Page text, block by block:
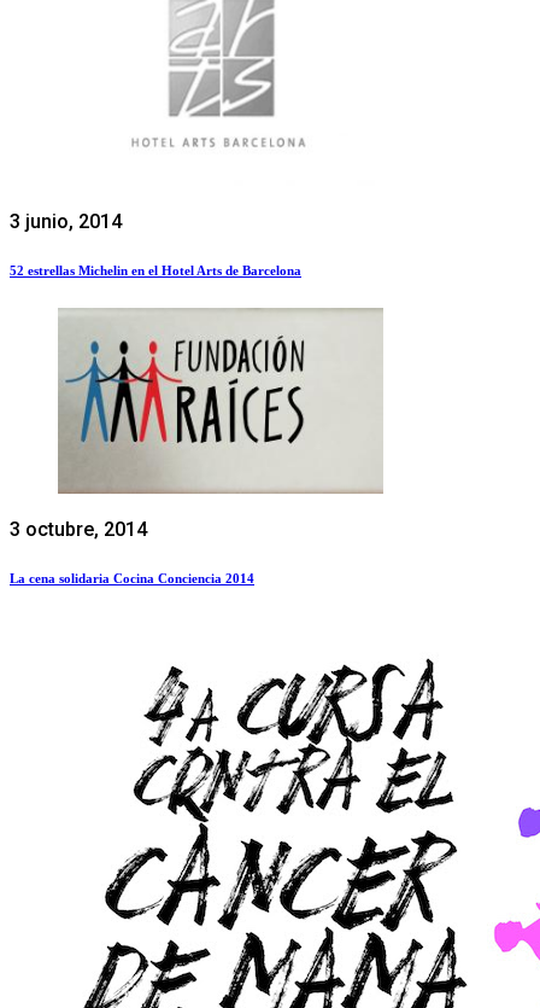
3 junio, 2014
52 estrellas Michelin en el Hotel Arts de Barcelona
3 octubre, 2014
La cena solidaria Cocina Conciencia 2014